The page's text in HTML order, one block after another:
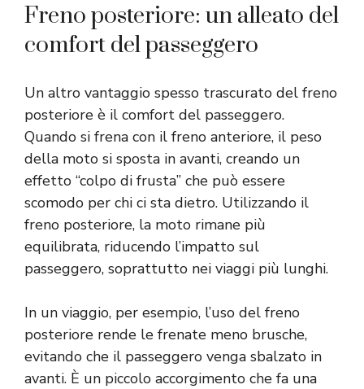
Freno posteriore: un alleato del
comfort del passeggero
Un altro vantaggio spesso trascurato del freno
posteriore è il comfort del passeggero.
Quando si frena con il freno anteriore, il peso
della moto si sposta in avanti, creando un
effetto “colpo di frusta” che può essere
scomodo per chi ci sta dietro. Utilizzando il
freno posteriore, la moto rimane più
equilibrata, riducendo l’impatto sul
passeggero, soprattutto nei viaggi più lunghi.
In un viaggio, per esempio, l’uso del freno
posteriore rende le frenate meno brusche,
evitando che il passeggero venga sbalzato in
avanti. È un piccolo accorgimento che fa una